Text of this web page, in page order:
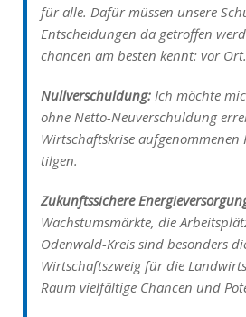
für alle. Dafür müssen unsere
Entscheidungen da getroffen
chancen am besten kennt: vor Ort.
Nullverschuldung: Ich möchte
ohne Netto-Neuverschuldung
Wirtschaftskrise
tilgen.
Zukunftssichere
Wachstumsmärkte, die
Odenwald-Kreis sind besonders
Wirtschaftszweig für die
Raum vielfältige Chancen und